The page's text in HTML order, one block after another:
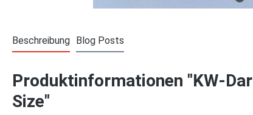
Beschreibung Blog Posts
Produktinformationen "KW-
Size"